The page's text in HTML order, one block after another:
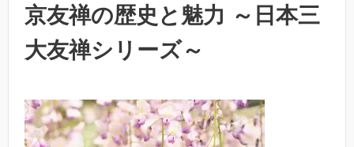
京友禅の歴史と魅力 ～日本三
大友禅シリーズ～